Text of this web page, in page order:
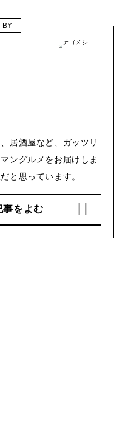
BY
居酒屋など、ガッツリ
ングルメをお届けしま
と思っています。
事をよむ